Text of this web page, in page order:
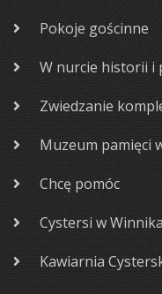
Pokoje gościnne
W nurcie historii i
Zwiedzanie
Muzeum pamięci
Chcę pomóc
Cystersi w
Kawiarnia